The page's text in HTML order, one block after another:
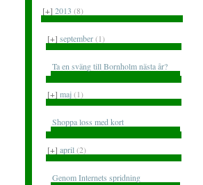
[+] 2013 (8)
[+] september(1)
Ta en sväng till Bornholm nästa år?
[+] maj(1)
Shoppa loss med kort
[+] april (2)
Genom Internets spridning